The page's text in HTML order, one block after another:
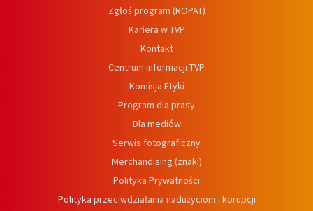
Zgłoś program (ROPAT)
Kariera w TVP
Kontakt
Centrum informacji TVP
Komisja Etyki
Program dla prasy
Dla mediów
Serwis fotograficzny
Merchandising (znaki)
Polityka Prywatności
Polityka przeciwdziałania nadużyciom i korupcji